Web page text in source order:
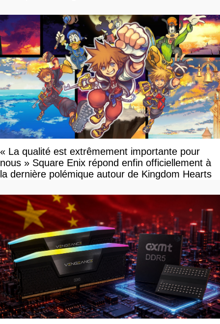
« La qualité est extrêmement importante pour
nous » Square Enix répond enfin officiellement à
la dernière polémique autour de Kingdom Hearts